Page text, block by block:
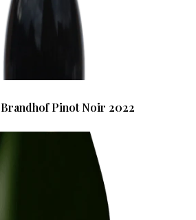
Pinot Noir 2022